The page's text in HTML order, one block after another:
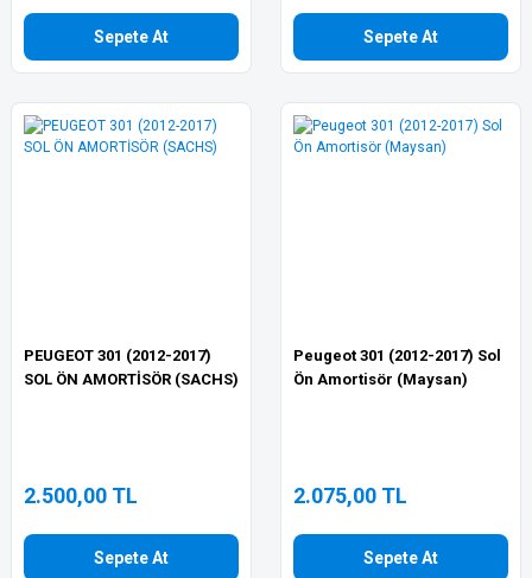
Sepete At Sepete At
PEUGEOT 301 (2012-2017)
SOL ÖN AMORTİSÖR (SACHS)
2.500,00 TL
Sepete At
Peugeot 301 (2012-2017) Sol
Ön Amortisör (Maysan)
2.075,00 TL
Sepete At